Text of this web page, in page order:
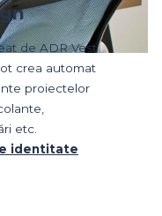
de ADR Vest
crea automat
proiectelor
etc.
identitate